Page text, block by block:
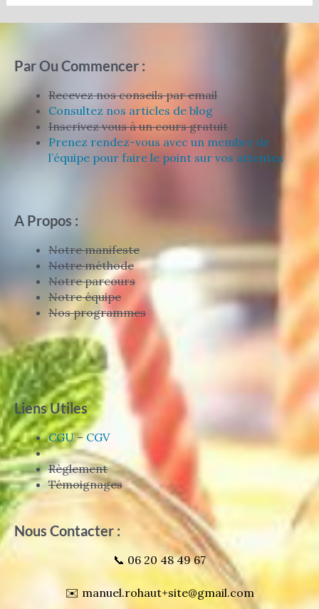
Par Ou Commencer :
Recevez nos conseils par email
Consultez nos articles de blog
Inscrivez vous à un cours gratuit
Prenez rendez-vous avec un membre de
l’équipe pour faire le point sur vos attentes
A Propos :
Notre manifeste
Notre méthode
Notre parcours
Notre équipe
Nos programmes
Liens Utiles
CGU–CGV
Règlement
Témoignages
Nous Contacter :
📞 06 20 48 49 67
✉️ manuel.rohaut+site@gmail.com